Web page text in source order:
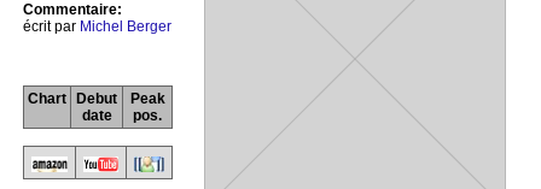
Commentaire:
écrit par Michel Berger
Chart
Debut
date
Peak
pos.